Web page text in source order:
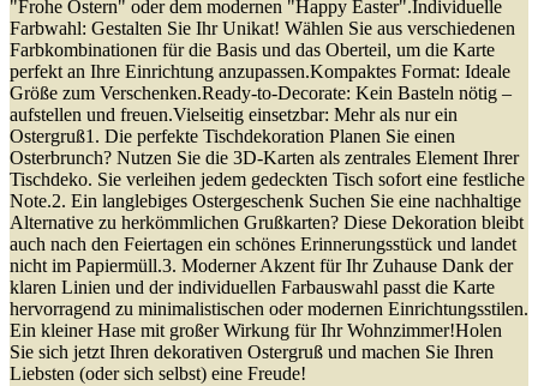
"Frohe Ostern" oder dem modernen "Happy Easter".Individuelle
Farbwahl: Gestalten Sie Ihr Unikat! Wählen Sie aus verschiedenen
Farbkombinationen für die Basis und das Oberteil, um die Karte
perfekt an Ihre Einrichtung anzupassen.Kompaktes Format: Ideale
Größe zum Verschenken.Ready-to-Decorate: Kein Basteln nötig –
aufstellen und freuen.Vielseitig einsetzbar: Mehr als nur ein
Ostergruß1. Die perfekte Tischdekoration Planen Sie einen
Osterbrunch? Nutzen Sie die 3D-Karten als zentrales Element Ihrer
Tischdeko. Sie verleihen jedem gedeckten Tisch sofort eine festliche
Note.2. Ein langlebiges Ostergeschenk Suchen Sie eine nachhaltige
Alternative zu herkömmlichen Grußkarten? Diese Dekoration bleibt
auch nach den Feiertagen ein schönes Erinnerungsstück und landet
nicht im Papiermüll.3. Moderner Akzent für Ihr Zuhause Dank der
klaren Linien und der individuellen Farbauswahl passt die Karte
hervorragend zu minimalistischen oder modernen Einrichtungsstilen.
Ein kleiner Hase mit großer Wirkung für Ihr Wohnzimmer!Holen
Sie sich jetzt Ihren dekorativen Ostergruß und machen Sie Ihren
Liebsten (oder sich selbst) eine Freude!